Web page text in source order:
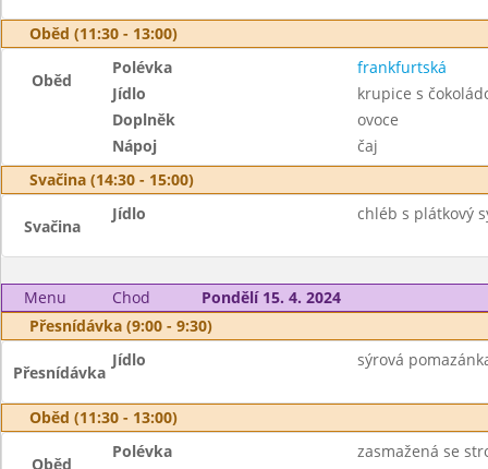
Oběd (11:30 - 13:00)
Oběd
Polévka
frankfurtská
Jídlo
krupice s
Doplněk
ovoce
Nápoj
čaj
Svačina (14:30 - 15:00)
Svačina
Jídlo chléb s plátkový
Menu Chod
Pondělí 15. 4. 2024
Přesnídávka (9:00 - 9:30)
Přesnídávka
Jídlo sýrová
Oběd (11:30 - 13:00)
Oběd
Polévka
zasmažená se